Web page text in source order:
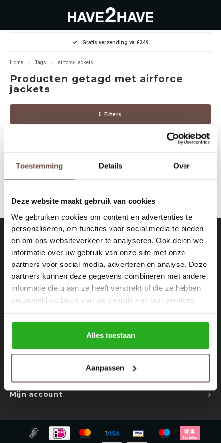
Toestemming Details Over
Deze website maakt gebruik van cookies
We gebruiken cookies om content en advertenties te
personaliseren, om functies voor social media te bieden
en om ons websiteverkeer te analyseren. Ook delen we
informatie over uw gebruik van onze site met onze
partners voor social media, adverteren en analyse. Deze
partners kunnen deze gegevens combineren met andere
informatie die u aan ze heeft verstrekt of die ze hebben
verzameld op basis van uw gebruik van hun services.
Alles toestaan
Aanpassen
Hoofdmenu / dames
Jassen Diverse
Winterjassen
T-shirts
Accessoires
Rokken
Tassen
Tops
Jumpsuites
Hoodies
Body's
Tracksuits
Sweaters
Hoofdmenu / heren
Hoodies
Sweaters
Joggers
Pullovers
Schoenen
Accessoires
Underwear
Jassen
Tracksuits
Bodywarmers
Trackpants
Overhemden
Hoofdmenu / outlet deals
Diverse
Heren
Gratis verzending va €349
Home Tags airforce jackets
Producten getagd met airforce
jackets
Filters
Geen producten gevonden!...
Contact
Nieuwsbrief
Ontvang de laatste updates, nieuws en aanbiedingen via email
Volg ons
Mijn account